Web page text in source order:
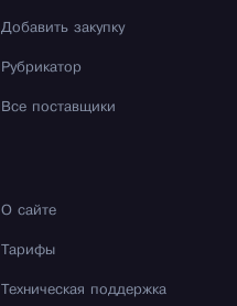
Добавить закупку
Рубрикатор
Все поставщики
О сайте
Тарифы
Техническая поддержка